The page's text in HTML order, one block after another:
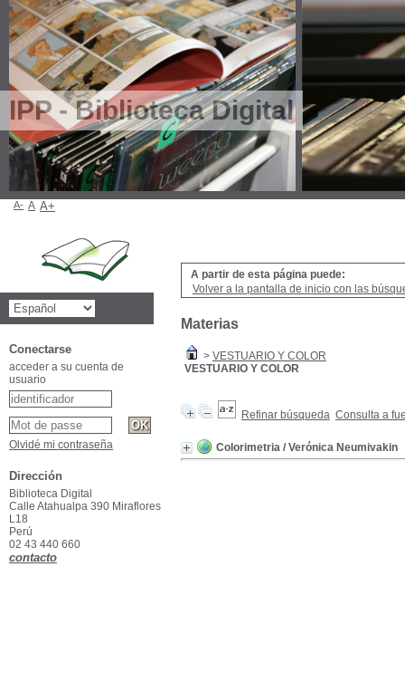
IPP - Biblioteca Digital
A partir de esta página puede:
Volver a la pantalla de inicio con las
Materias
> VESTUARIO Y COLOR
VESTUARIO Y COLOR
Refinar búsqueda Consulta a
Colorimetria / Verónica Neumivakin
A- A A+
Conectarse
acceder a su cuenta de
usuario
Olvidé mi contraseña
Dirección
Biblioteca Digital
Calle Atahualpa 390 Miraflores
L18
Perú
02 43 440 660
contacto